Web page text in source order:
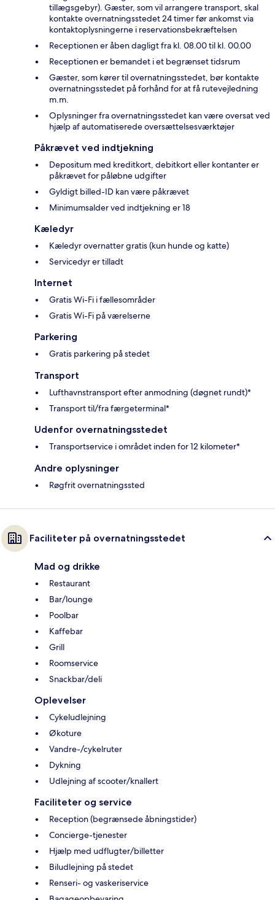
tillægsgebyr). Gæster, som vil arrangere transport, skal
kontakte overnatningsstedet 24 timer før ankomst via
kontaktoplysningerne i reservationsbekræftelsen
Receptionen er åben dagligt fra kl. 08.00 til kl. 00.00
Receptionen er bemandet i et begrænset tidsrum
Gæster, som kører til overnatningsstedet, bør kontakte
overnatningsstedet på forhånd for at få rutevejledning
m.m.
Oplysninger fra overnatningsstedet kan være oversat ved
hjælp af automatiserede oversættelsesværktøjer
Påkrævet ved indtjekning
Depositum med kreditkort, debitkort eller kontanter er
påkrævet for påløbne udgifter
Gyldigt billed-ID kan være påkrævet
Minimumsalder ved indtjekning er 18
Kæledyr
Kæledyr overnatter gratis (kun hunde og katte)
Servicedyr er tilladt
Internet
Gratis Wi-Fi i fællesområder
Gratis Wi-Fi på værelserne
Parkering
Gratis parkering på stedet
Transport
Lufthavnstransport efter anmodning (døgnet rundt)*
Transport til/fra færgeterminal*
Udenfor overnatningsstedet
Transportservice i området inden for 12 kilometer*
Andre oplysninger
Røgfrit overnatningssted
Faciliteter på overnatningsstedet
Mad og drikke
Restaurant
Bar/lounge
Poolbar
Kaffebar
Grill
Roomservice
Snackbar/deli
Oplevelser
Cykeludlejning
Økoture
Vandre-/cykelruter
Dykning
Udlejning af scooter/knallert
Faciliteter og service
Reception (begrænsede åbningstider)
Concierge-tjenester
Hjælp med udflugter/billetter
Biludlejning på stedet
Renseri- og vaskeriservice